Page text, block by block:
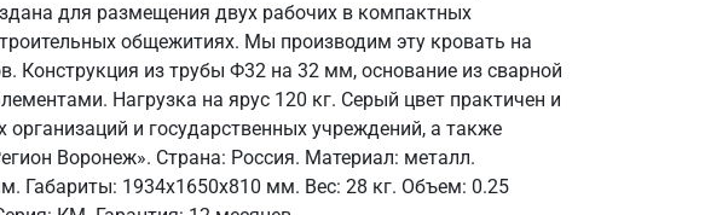
для размещения двух рабочих в компактных
общежитиях. Мы производим эту кровать на
Конструкция из трубы Ф32 на 32 мм, основание из сварной
Нагрузка на ярус 120 кг. Серый цвет практичен и
и государственных учреждений, а также
Воронеж». Страна: Россия. Материал: металл.
Габариты: 1934х1650х810 мм. Вес: 28 кг. Объем: 0.25